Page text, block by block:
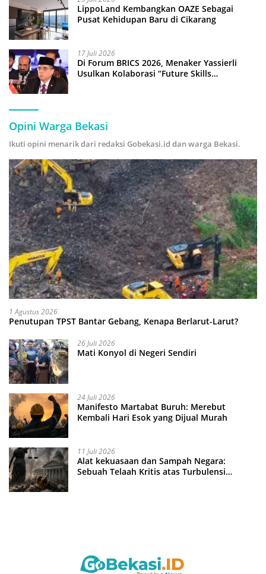
LippoLand Kembangkan OAZE Sebagai
Pusat Kehidupan Baru di Cikarang
17 Juli 2026
Di Forum BRICS 2026, Menaker Yassierli
Usulkan Kolaborasi “Future Skills
Opini Warga Bekasi
Ikuti opini menarik dari redaksi Gobekasi.id dan warga Bekasi.
1 Agustus 2026
Penutupan TPST Bantar Gebang, Kenapa Berlarut-Larut?
26 Juli 2026
Mati Konyol di Negeri Sendiri
24 Juli 2026
Manifesto Martabat Buruh: Merebut
Kembali Hari Esok yang Dijual Murah
11 Juli 2026
Alat kekuasaan dan Sampah Negara:
Sebuah Telaah Kritis atas Turbulensi